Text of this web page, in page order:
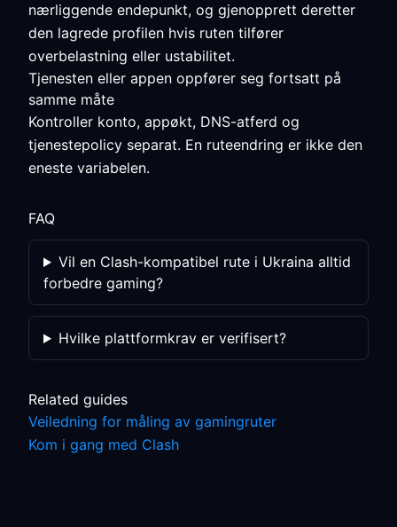
nærliggende endepunkt, og gjenopprett deretter
den lagrede profilen hvis ruten tilfører
overbelastning eller ustabilitet.
Tjenesten eller appen oppfører seg fortsatt på
samme måte
Kontroller konto, appøkt, DNS-atferd og
tjenestepolicy separat. En ruteendring er ikke den
eneste variabelen.
FAQ
Vil en Clash-kompatibel rute i Ukraina alltid
forbedre gaming?
Hvilke plattformkrav er verifisert?
Related guides
Veiledning for måling av gamingruter
Kom i gang med Clash